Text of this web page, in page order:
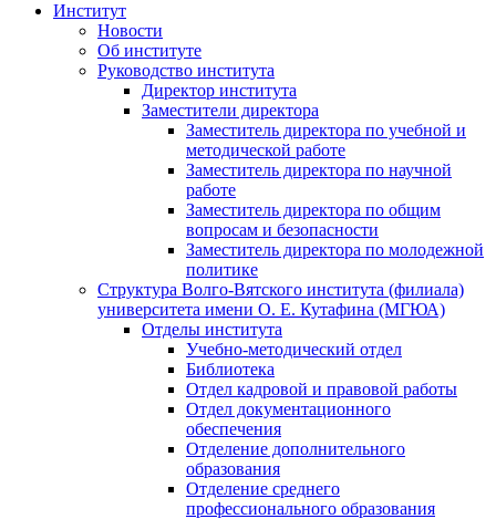
Институт
Новости
Об институте
Руководство института
Директор института
Заместители директора
Заместитель директора по учебной и
методической работе
Заместитель директора по научной
работе
Заместитель директора по общим
вопросам и безопасности
Заместитель директора по молодежной
политике
Структура Волго-Вятского института (филиала)
университета имени О. Е. Кутафина (МГЮА)
Отделы института
Учебно-методический отдел
Библиотека
Отдел кадровой и правовой работы
Отдел документационного
обеспечения
Отделение дополнительного
образования
Отделение среднего
профессионального образования